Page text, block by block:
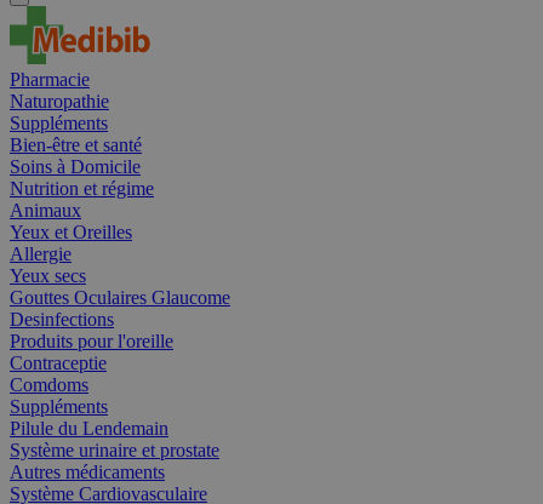
Pharmacie
Naturopathie
Suppléments
Bien-être et santé
Soins à Domicile
Nutrition et régime
Animaux
Yeux et Oreilles
Allergie
Yeux secs
Gouttes Oculaires Glaucome
Desinfections
Produits pour l'oreille
Contraceptie
Comdoms
Suppléments
Pilule du Lendemain
Système urinaire et prostate
Autres médicaments
Système Cardiovasculaire